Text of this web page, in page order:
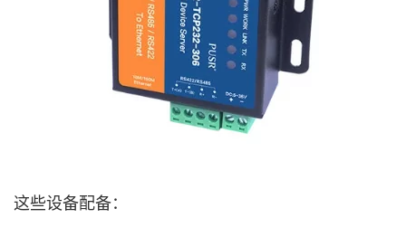
这些设备配备：